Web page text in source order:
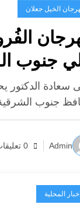
الخيل جعلان
جنوب
سعادة الدكتور
جنوب
Admin 0 تعليقات
المحلية
العمل